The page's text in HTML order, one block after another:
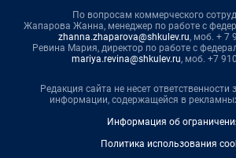
По вопросам коммерческого
Жапарова Жанна, менеджер по работе с
zhanna.zhaparova@shkulev.ru, моб. + 7
Ревина Мария, директор по работе с
mariya.revina@shkulev.ru, моб. +7
Редакция сайта не несет ответственности
информации, содержащейся в
Информация об
Политика использования